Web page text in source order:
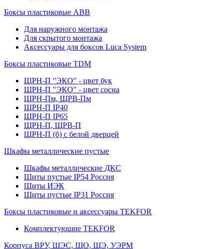
Боксы пластиковые ABB
Для наружного монтажа
Для скрытого монтажа
Аксессуары для боксов Luca System
Боксы пластиковые TDM
ЩРН-П "ЭКО" - цвет бук
ЩРН-П "ЭКО" - цвет сосна
ЩРН-Пм, ЩРВ-Пм
ЩРН-П IP40
ЩРН-П IP65
ЩРН-П, ЩРВ-П
ЩРН-П (б) с белой дверцей
Шкафы металлические пустые
Шкафы металлические ДКС
Щиты пустые IP54 Россия
Щиты ИЭК
Щиты пустые IP31 Россия
Боксы пластиковые и аксессуары TEKFOR
Комплектующие TEKFOR
Корпуса ВРУ, ШЭС, ЩО, ЩЭ, УЭРМ